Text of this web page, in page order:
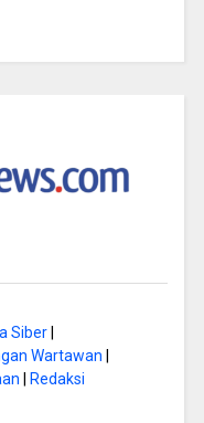
Siber|
Wartawan
Redaksi